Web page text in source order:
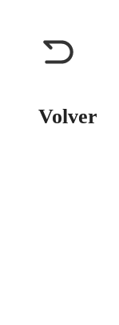
Volver